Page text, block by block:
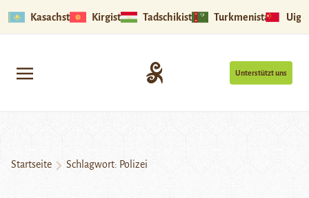
Kasachstan Kirgistan Tadschikistan Turkmenistan
Unterstützt uns
Startseite Schlagwort: Polizei